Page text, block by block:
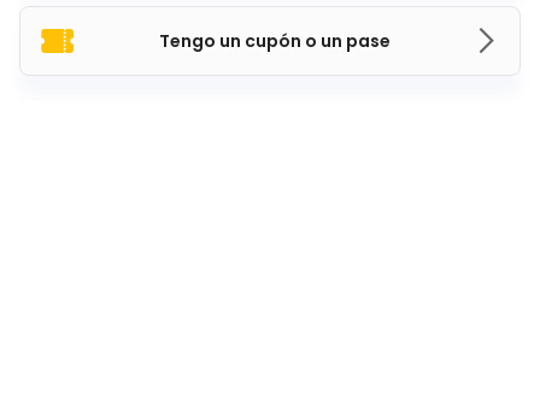
Tengo un cupón o un pase